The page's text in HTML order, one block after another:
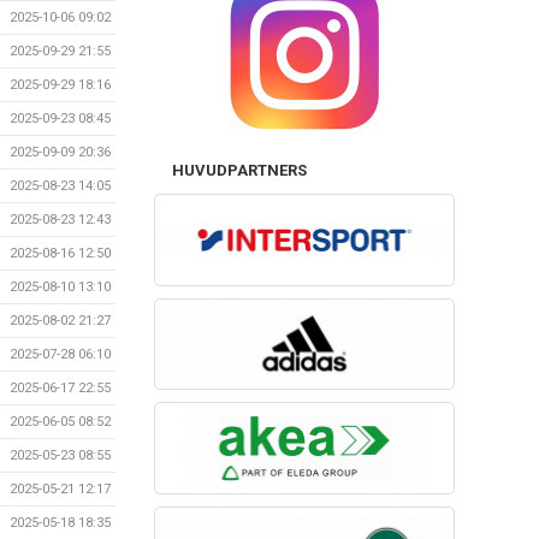
2025-10-06 09:02
2025-09-29 21:55
2025-09-29 18:16
2025-09-23 08:45
2025-09-09 20:36
2025-08-23 14:05
2025-08-23 12:43
2025-08-16 12:50
2025-08-10 13:10
2025-08-02 21:27
2025-07-28 06:10
2025-06-17 22:55
2025-06-05 08:52
2025-05-23 08:55
2025-05-21 12:17
2025-05-18 18:35
HUVUDPARTNERS